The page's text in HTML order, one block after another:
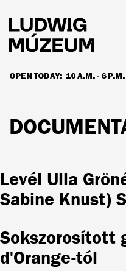
main
content
OPEN TODAY: 10 A.M. - 6 P.M.
HOURS & ADMISSION
Levél Ulla
Sabine Knust)
Sokszorosított
d'Orange-tól